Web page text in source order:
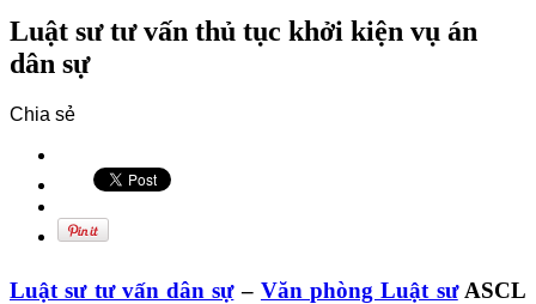
Luật sư tư vấn thủ tục khởi kiện vụ án
dân sự
Chia sẻ
Luật sư tư vấn dân sự– Văn phòng Luật sưASCL